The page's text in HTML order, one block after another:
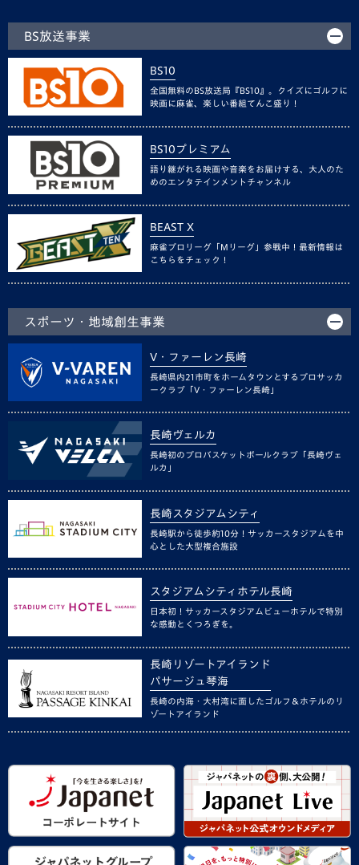
BS放送事業
BS10
全国無料のBS放送局『BS10』。クイズにゴルフに
映画に麻雀、楽しい番組てんこ盛り！
BS10プレミアム
語り継がれる映画や音楽をお届けする、大人のた
めのエンタテインメントチャンネル
BEAST X
麻雀プロリーグ「Mリーグ」参戦中！最新情報は
こちらをチェック！
スポーツ・地域創生事業
V・ファーレン長崎
長崎県内21市町をホームタウンとするプロサッカ
ークラブ「V・ファーレン長崎」
長崎ヴェルカ
長崎初のプロバスケットボールクラブ「長崎ヴェ
ルカ」
長崎スタジアムシティ
長崎駅から徒歩約10分！サッカースタジアムを中
心とした大型複合施設
スタジアムシティホテル長崎
日本初！サッカースタジアムビューホテルで特別
な感動とくつろぎを。
長崎リゾートアイランド
パサージュ琴海
長崎の内海・大村湾に面したゴルフ＆ホテルのリ
ゾートアイランド